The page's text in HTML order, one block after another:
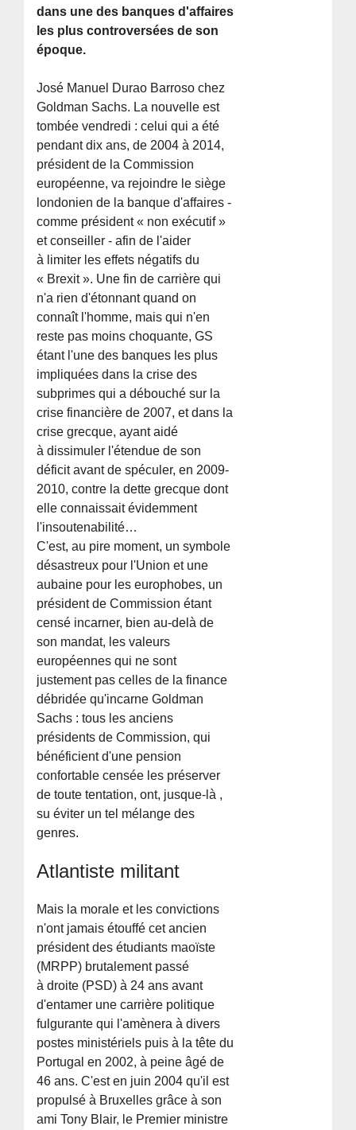
dans une des banques d'affaires
les plus controversées de son
époque.
José Manuel Durao Barroso chez
Goldman Sachs. La nouvelle est
tombée vendredi : celui qui a été
pendant dix ans, de 2004 à 2014,
président de la Commission
européenne, va rejoindre le siège
londonien de la banque d'affaires -
comme président « non exécutif »
et conseiller - afin de l'aider
à limiter les effets négatifs du
« Brexit ». Une fin de carrière qui
n'a rien d'étonnant quand on
connaît l'homme, mais qui n'en
reste pas moins choquante, GS
étant l'une des banques les plus
impliquées dans la crise des
subprimes qui a débouché sur la
crise financière de 2007, et dans la
crise grecque, ayant aidé
à dissimuler l'étendue de son
déficit avant de spéculer, en 2009-
2010, contre la dette grecque dont
elle connaissait évidemment
l'insoutenabilité…
C'est, au pire moment, un symbole
désastreux pour l'Union et une
aubaine pour les europhobes, un
président de Commission étant
censé incarner, bien au-delà de
son mandat, les valeurs
européennes qui ne sont
justement pas celles de la finance
débridée qu'incarne Goldman
Sachs : tous les anciens
présidents de Commission, qui
bénéficient d'une pension
confortable censée les préserver
de toute tentation, ont, jusque-là ,
su éviter un tel mélange des
genres.
Atlantiste militant
Mais la morale et les convictions
n'ont jamais étouffé cet ancien
président des étudiants maoïste
(MRPP) brutalement passé
à droite (PSD) à 24 ans avant
d'entamer une carrière politique
fulgurante qui l'amènera à divers
postes ministériels puis à la tête du
Portugal en 2002, à peine âgé de
46 ans. C'est en juin 2004 qu'il est
propulsé à Bruxelles grâce à son
ami Tony Blair, le Premier ministre